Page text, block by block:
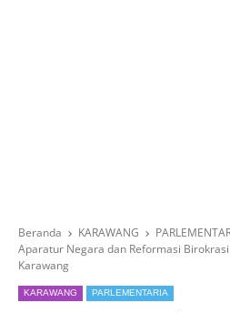
Beranda KARAWANG
Aparatur Negara dan Reformasi
Karawang
KARAWANG PARLEMENTARIA